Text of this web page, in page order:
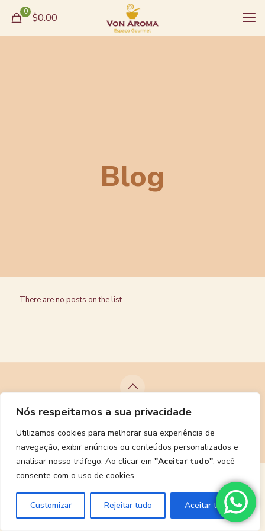
Nós respeitamos a sua privacidade
Utilizamos cookies para melhorar sua experiência de
navegação, exibir anúncios ou conteúdos personalizados e
analisar nosso tráfego. Ao clicar em "Aceitar tudo", você
consente com o uso de cookies.
Customizar Rejeitar tudo Aceitar tudo
0 $0.00
Blog
There are no posts on the list.
© 2025 Von Aroma. Todos os direitos reservados. Site